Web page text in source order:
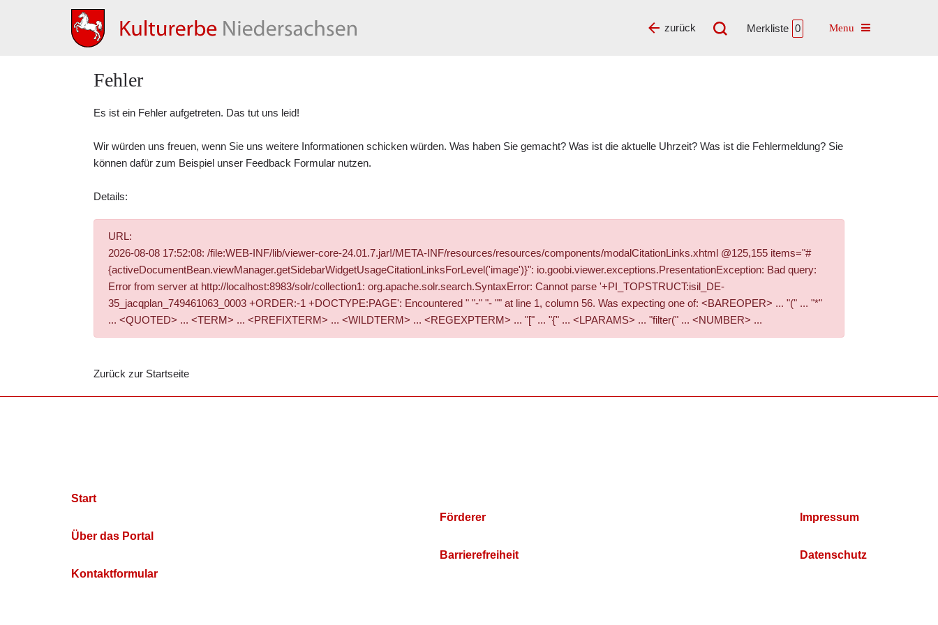
Merkliste 0 Toggle navigation
zurück
Fehler
Es ist ein Fehler aufgetreten. Das tut uns leid!
Wir würden uns freuen, wenn Sie uns weitere Informationen schicken würden. Was haben Sie gemacht? Was ist die aktuelle Uhrzeit? Was ist die Fehlermeldung? Sie
können dafür zum Beispiel unser Feedback Formular nutzen.
Details:
URL:
2026-08-08 17:52:08: /file:WEB-INF/lib/viewer-core-24.01.7.jar!/META-INF/resources/resources/components/modalCitationLinks.xhtml @125,155 items="#
{activeDocumentBean.viewManager.getSidebarWidgetUsageCitationLinksForLevel('image')}": io.goobi.viewer.exceptions.PresentationException: Bad query:
Error from server at http://localhost:8983/solr/collection1: org.apache.solr.search.SyntaxError: Cannot parse '+PI_TOPSTRUCT:isil_DE-
35_jacqplan_749461063_0003 +ORDER:-1 +DOCTYPE:PAGE': Encountered " "-" "- "" at line 1, column 56. Was expecting one of: <BAREOPER> ... "(" ... "*"
... <QUOTED> ... <TERM> ... <PREFIXTERM> ... <WILDTERM> ... <REGEXPTERM> ... "[" ... "{" ... <LPARAMS> ... "filter(" ... <NUMBER> ...
Zurück zur Startseite
Start
Über das Portal
Kontaktformular
Förderer
Barrierefreiheit
Impressum
Datenschutz